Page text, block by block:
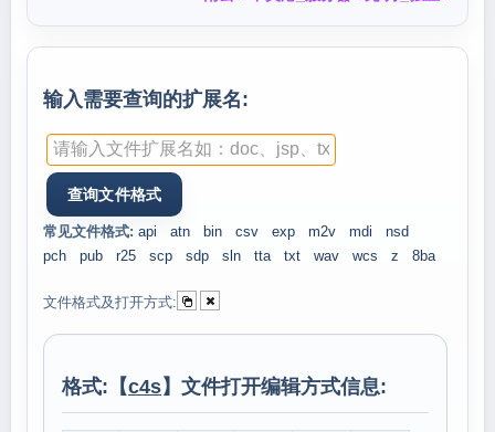
输入需要查询的扩展名:
常见文件格式: api atn bin csv exp m2v mdi
nsd
pch
pub r25 scp sdp sln tta txt wav wcs z 8ba
文件格式及打开方式:
格式:【c4s】文件打开编辑方式信息: